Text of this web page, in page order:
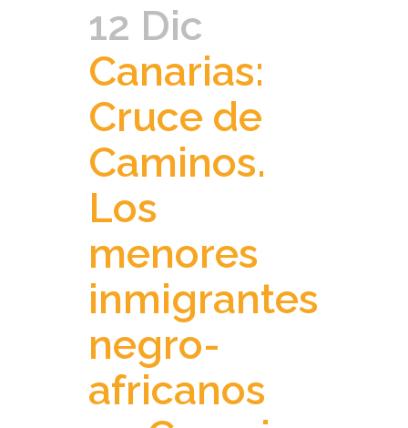
12 Dic
Canarias:
Cruce de
Caminos.
Los
menores
inmigrantes
negro-
africanos